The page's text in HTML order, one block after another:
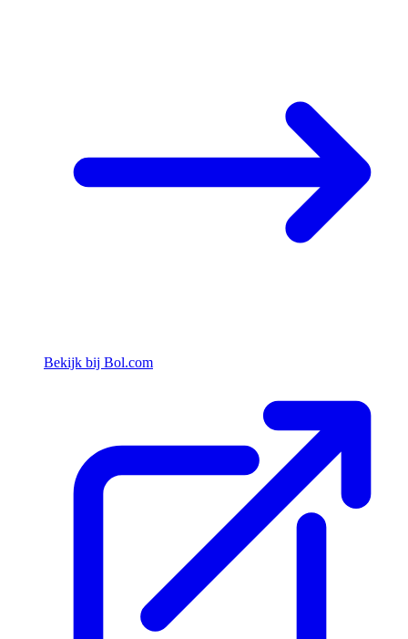
Bekijk bij Bol.com